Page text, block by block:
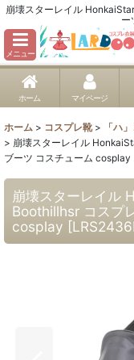
崩壊スターレイル
ー
メニュー
ホーム マイページ
ホーム > コスプレ靴 >
「ハ
> 崩壊スターレイル
ブーツ コスチューム cosplay
崩壊スターレイル
Boothillhsr コスプ
cosplay [